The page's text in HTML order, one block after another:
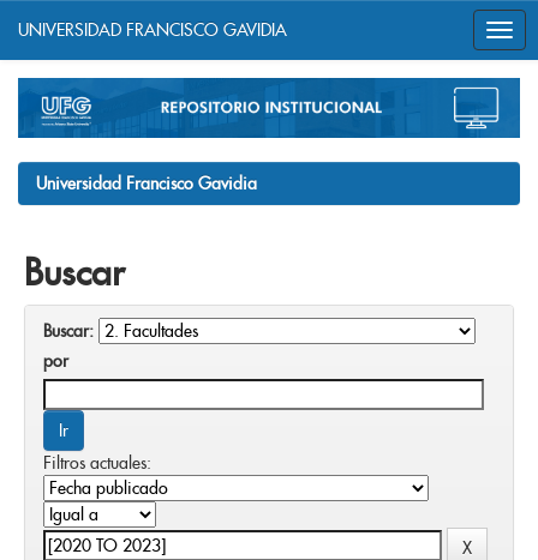
navigation
UNIVERSIDAD FRANCISCO GAVIDIA
Universidad Francisco Gavidia
Buscar
Buscar:
por
Filtros actuales: